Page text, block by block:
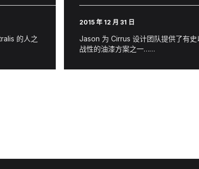
的人之
2015 年 12 月 31 日
Jason 为 Cirrus 设计团队提供了有史
战性的油漆方案之一……